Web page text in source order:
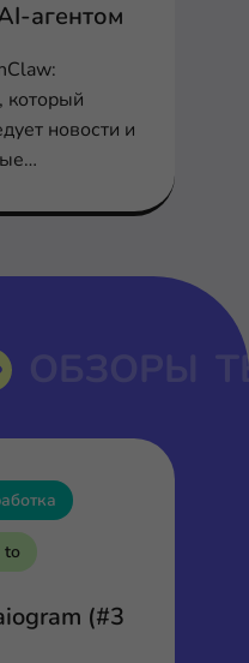
агентом
который
новости и
to
(#3